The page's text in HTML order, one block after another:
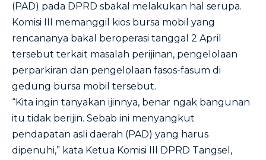
(PAD) pada DPRD sbakal melakukan hal serupa.
Komisi III memanggil kios bursa mobil yang
rencananya bakal beroperasi tanggal 2 April
tersebut terkait masalah perijinan, pengelolaan
perparkiran dan pengelolaan fasos-fasum di
gedung bursa mobil tersebut.
“Kita ingin tanyakan ijinnya, benar ngak bangunan
itu tidak berijin. Sebab ini menyangkut
pendapatan asli daerah (PAD) yang harus
dipenuhi,” kata Ketua Komisi lll DPRD Tangsel,